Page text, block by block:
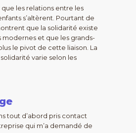
les relations entre les
s’altèrent. Pourtant de
que la solidarité existe
modernes et que les grands-
le pivot de cette liaison. La
varie selon les
tout d’abord pris contact
qui m’a demandé de